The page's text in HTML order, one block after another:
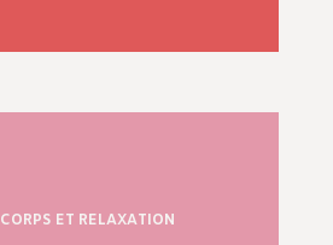
CORPS ET RELAXATION